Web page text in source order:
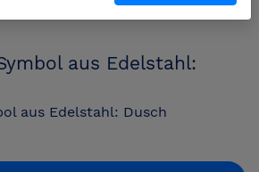
aus Edelstahl:
aus Edelstahl: Dusch